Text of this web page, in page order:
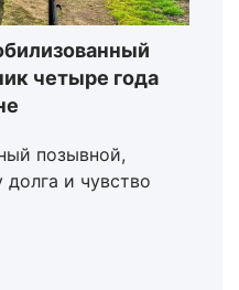
четыре года
позывной,
и чувство